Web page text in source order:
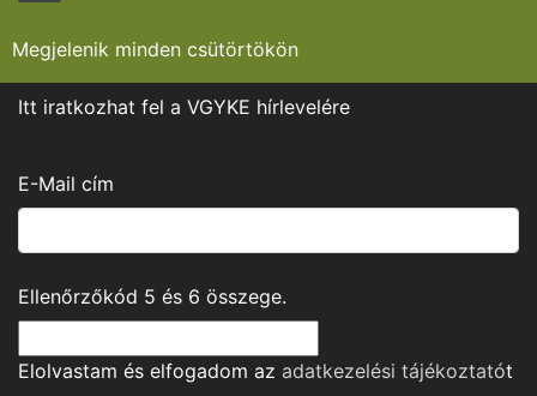
Megjelenik minden csütörtökön
Itt iratkozhat fel a VGYKE hírlevelére
E-Mail cím
Ellenőrzőkód 5 és 6 összege.
Elolvastam és elfogadom az adatkezelési tájékoztatót